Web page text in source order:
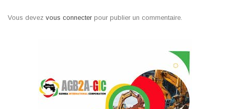
Vous devez vous connecter pour publier un commentaire.